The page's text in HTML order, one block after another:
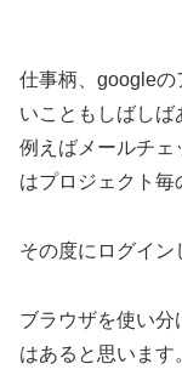
仕事柄、googleの
いこともしばしば
例えばメールチェ
はプロジェクト毎
その度にログイン
ブラウザを使い
はあると思います